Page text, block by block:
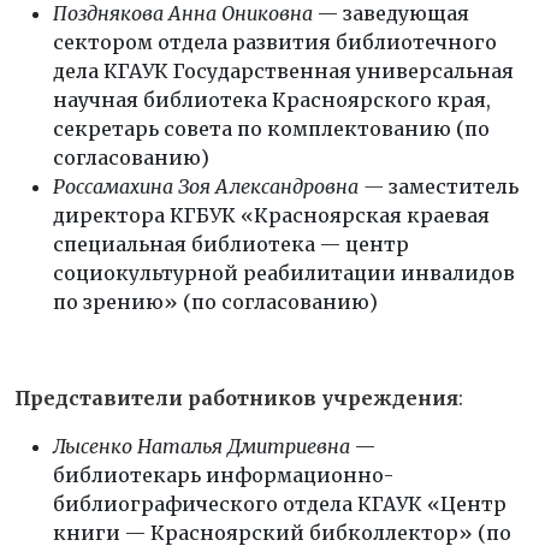
Позднякова Анна Ониковна — заведующая
сектором отдела развития библиотечного
дела КГАУК Государственная универсальная
научная библиотека Красноярского края,
секретарь совета по комплектованию (по
согласованию)
Россамахина Зоя Александровна — заместитель
директора КГБУК «Красноярская краевая
специальная библиотека — центр
социокультурной реабилитации инвалидов
по зрению» (по согласованию)
Представители работников учреждения:
Лысенко Наталья Дмитриевна —
библиотекарь информационно-
библиографического отдела КГАУК «Центр
книги — Красноярский бибколлектор» (по